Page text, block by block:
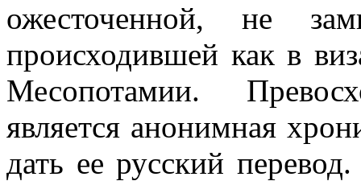
ожесточенной, не
происходившей как в
Месопотамии.
является анонимная
дать ее русский